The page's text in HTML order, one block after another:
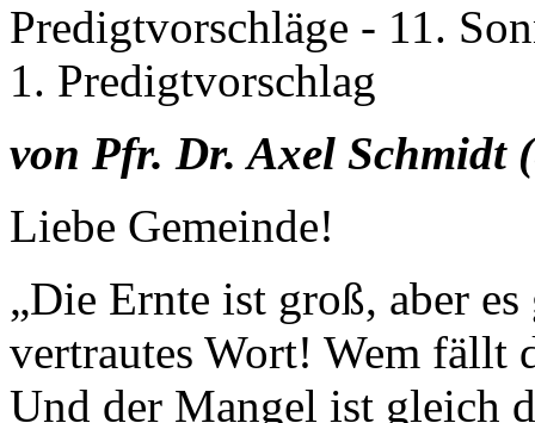
Predigtvorschläge - 11.
1. Predigtvorschlag
von Pfr. Dr. Axel Schmidt
Liebe Gemeinde!
„Die Ernte ist groß, aber
vertrautes Wort! Wem fällt
Und der Mangel ist gleich